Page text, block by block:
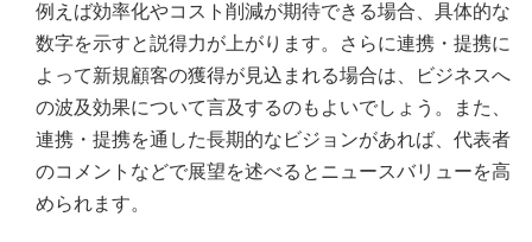
例えば効率化やコスト削減が期待できる場合、具体的な
数字を示すと説得力が上がります。さらに連携・提携に
よって新規顧客の獲得が見込まれる場合は、ビジネスへ
の波及効果について言及するのもよいでしょう。また、
連携・提携を通した長期的なビジョンがあれば、代表者
のコメントなどで展望を述べるとニュースバリューを高
められます。